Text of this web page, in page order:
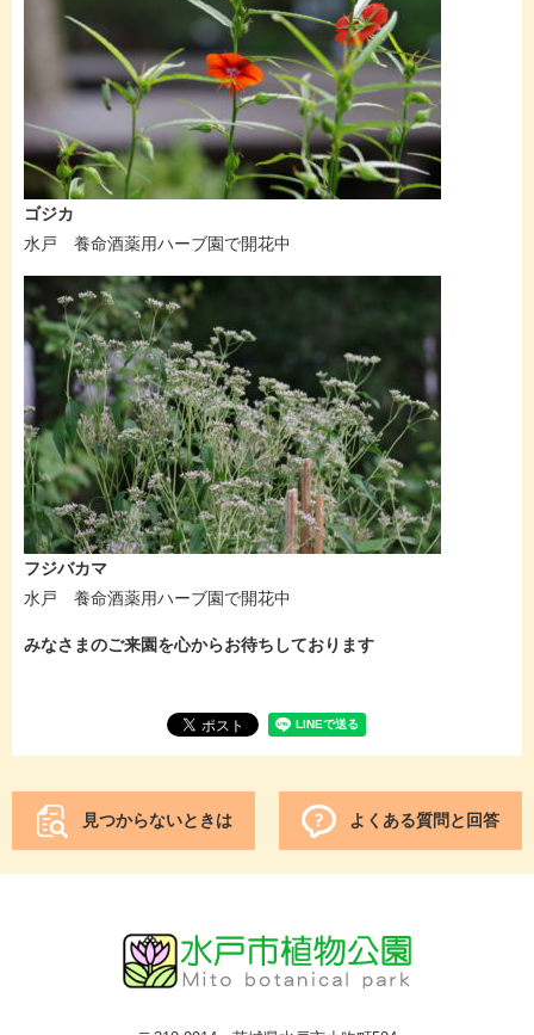
ゴジカ
水戸 養命酒薬用ハーブ園で開花中
フジバカマ
水戸 養命酒薬用ハーブ園で開花中
みなさまのご来園を心からお待ちしております
見つからないときは よくある質問と回答